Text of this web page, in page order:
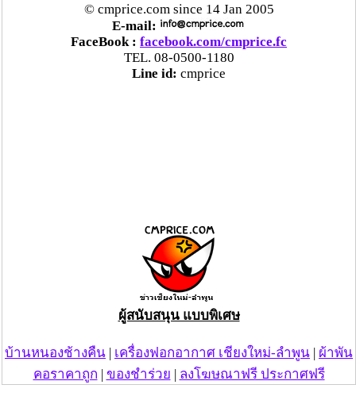
© cmprice.com since 14 Jan 2005
E-mail:
FaceBook : facebook.com/cmprice.fc
TEL. 08-0500-1180
Line id: cmprice
ผู้สนับสนุน แบบพิเศษ
บ้านหนองช้างคืน | เครื่องฟอกอากาศ เชียงใหม่-ลำพูน | ผ้าพัน
คอราคาถูก | ของชำร่วย | ลงโฆษณาฟรี ประกาศฟรี